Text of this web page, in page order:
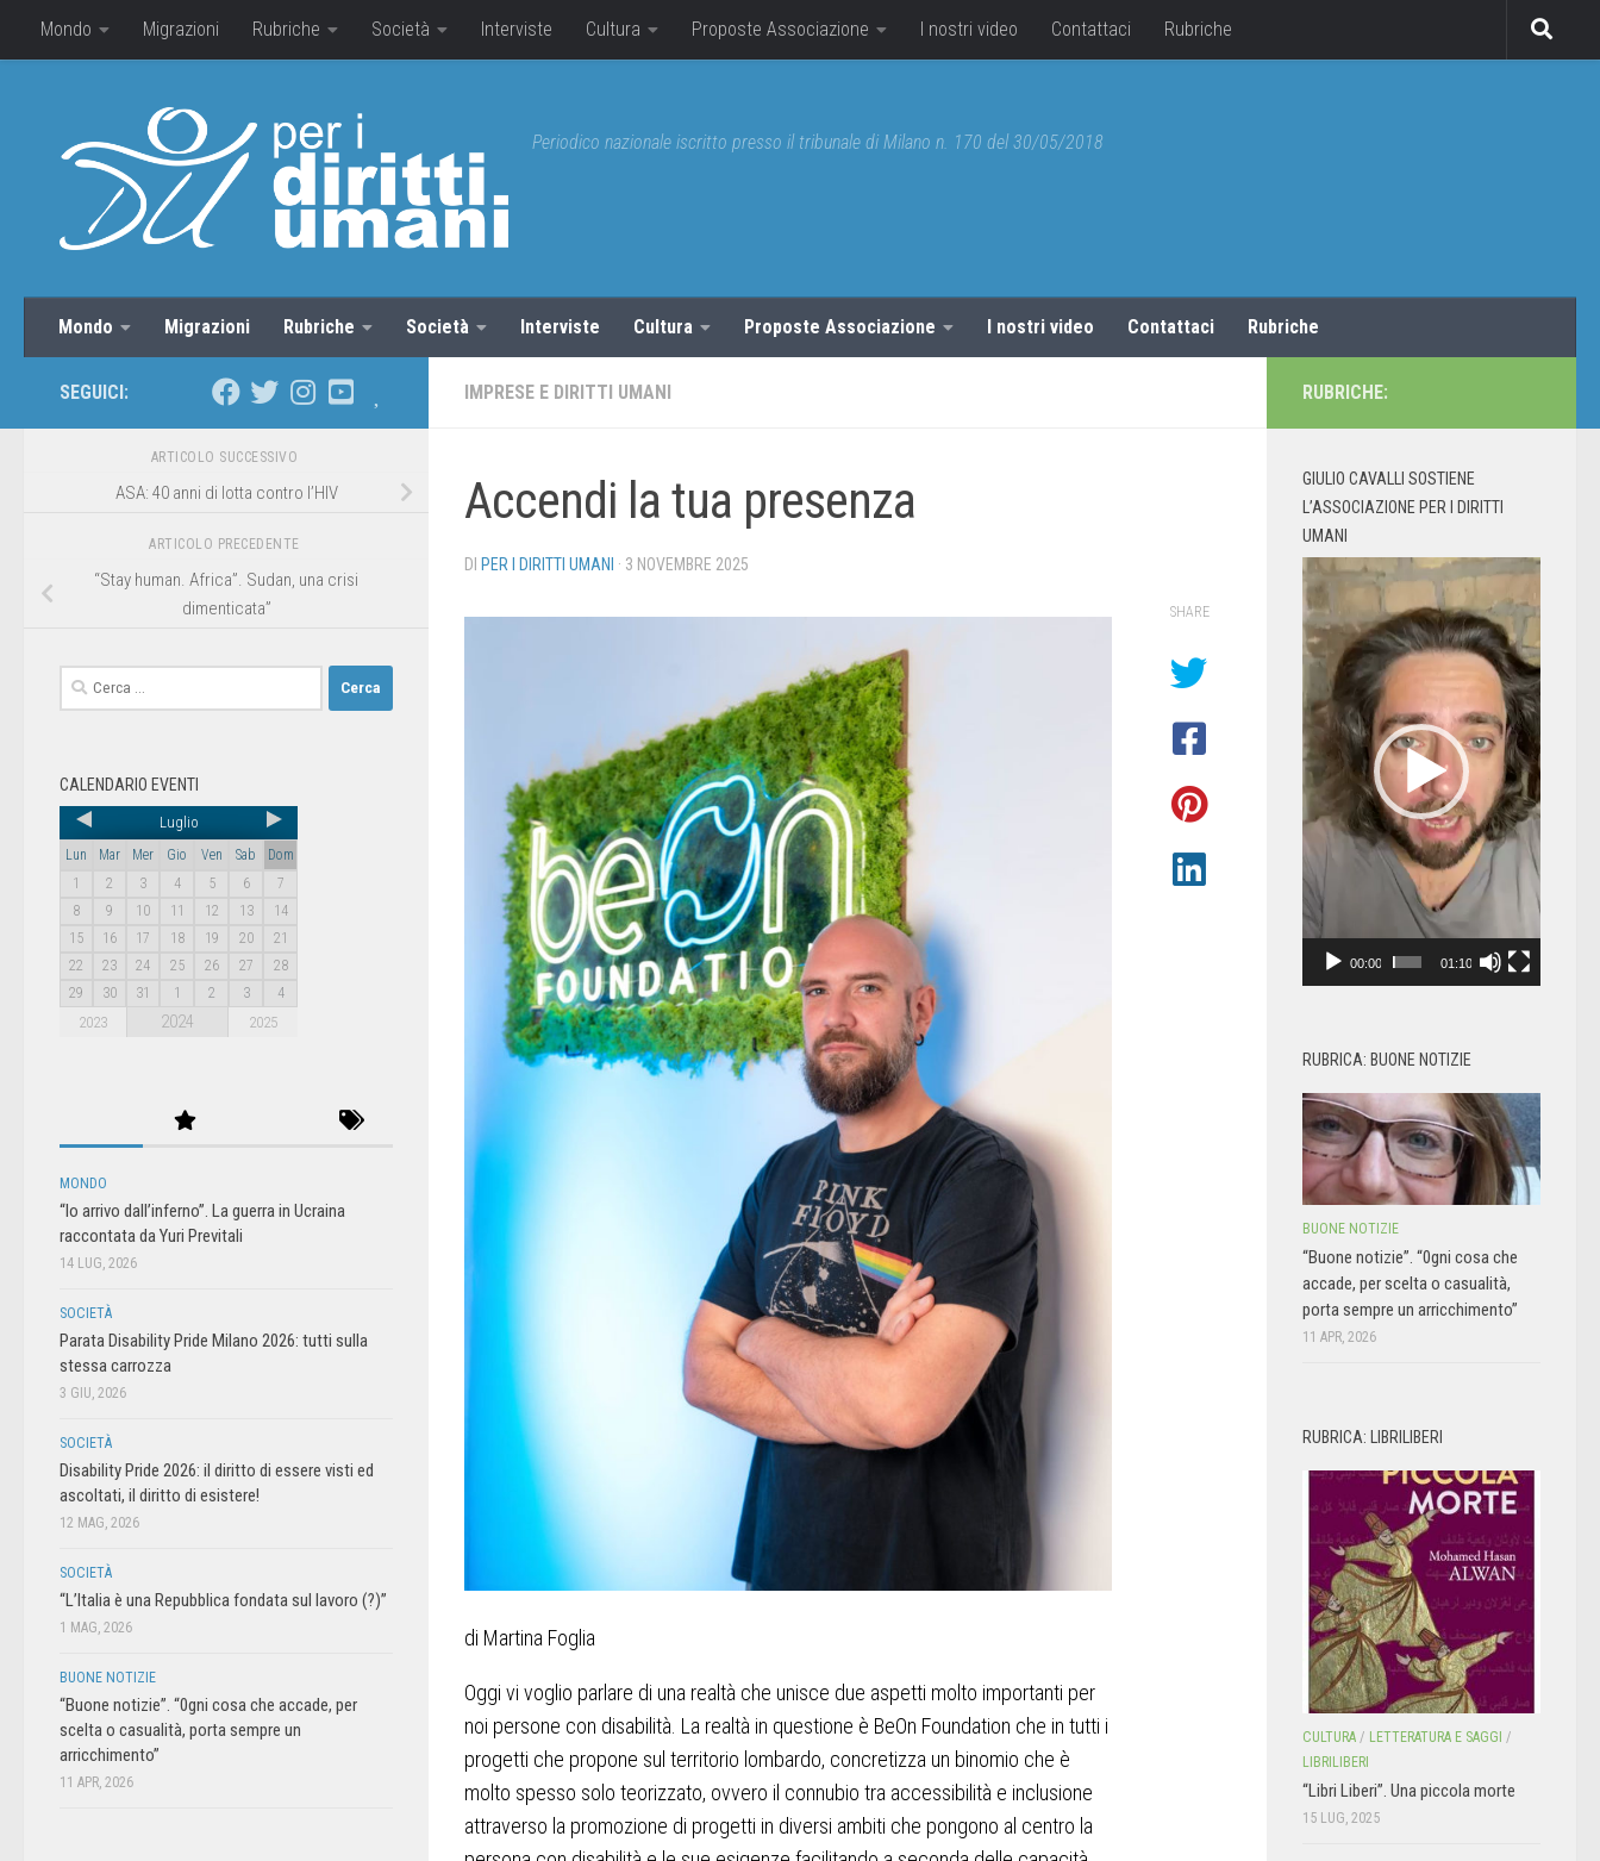
Mondo Migrazioni Rubriche Società Interviste Cultura Proposte Associazione I nostri video Contattaci Rubriche
Periodico nazionale iscritto presso il tribunale di Milano n. 170 del 30/05/2018
Mondo Migrazioni Rubriche Società Interviste Cultura Proposte Associazione I nostri video Contattaci Rubriche
IMPRESE E DIRITTI UMANI
Accendi la tua presenza
DI PER I DIRITTI UMANI · 3 NOVEMBRE 2025
di Martina Foglia
Oggi vi voglio parlare di una realtà che unisce due aspetti molto importanti per
noi persone con disabilità. La realtà in questione è BeOn Foundation che in tutti i
progetti che propone sul territorio lombardo, concretizza un binomio che è
molto spesso solo teorizzato, ovvero il connubio tra accessibilità e inclusione
attraverso la promozione di progetti in diversi ambiti che pongono al centro la
SHARE
SEGUICI:
ARTICOLO SUCCESSIVO
ASA: 40 anni di lotta contro l’HIV
ARTICOLO PRECEDENTE
“Stay human. Africa”. Sudan, una crisi
dimenticata”
CALENDARIO EVENTI
Luglio
Lun Mar Mer Gio Ven Sab
Dom
1
2 3 4 5 6
7
8
9 10 11 12 13
14
15
16 17 18 19 20
21
22
23 24 25 26 27
28
29
30 31 1 2 3 4
2023 2024 2025
MONDO
“Io arrivo dall’inferno”. La guerra in Ucraina
raccontata da Yuri Previtali
14 LUG, 2026
SOCIETÀ
Parata Disability Pride Milano 2026: tutti sulla
stessa carrozza
3 GIU, 2026
SOCIETÀ
Disability Pride 2026: il diritto di essere visti ed
ascoltati, il diritto di esistere!
12 MAG, 2026
SOCIETÀ
“L’Italia è una Repubblica fondata sul lavoro (?)”
1 MAG, 2026
BUONE NOTIZIE
“Buone notizie”. “0gni cosa che accade, per
scelta o casualità, porta sempre un
arricchimento”
11 APR, 2026
RUBRICHE:
GIULIO CAVALLI SOSTIENE
L’ASSOCIAZIONE PER I DIRITTI
UMANI
Video
Player
00:00 01:10
RUBRICA: BUONE NOTIZIE
BUONE NOTIZIE
“Buone notizie”. “0gni cosa che
accade, per scelta o casualità,
porta sempre un arricchimento”
11 APR, 2026
RUBRICA: LIBRILIBERI
CULTURA / LETTERATURA E SAGGI /
LIBRILIBERI
“Libri Liberi”. Una piccola morte
15 LUG, 2025